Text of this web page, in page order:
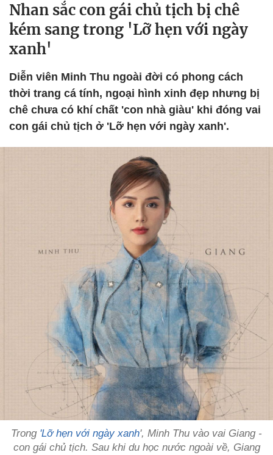
Nhan sắc con gái chủ tịch bị chê
kém sang trong 'Lỡ hẹn với ngày
xanh'
Diễn viên Minh Thu ngoài đời có phong cách
thời trang cá tính, ngoại hình xinh đẹp nhưng bị
chê chưa có khí chất 'con nhà giàu' khi đóng vai
con gái chủ tịch ở 'Lỡ hẹn với ngày xanh'.
Trong 'Lỡ hẹn với ngày xanh', Minh Thu vào vai Giang -
con gái chủ tịch. Sau khi du học nước ngoài về, Giang